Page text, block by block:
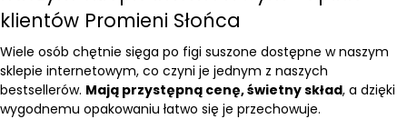
klientów Promieni Słońca
Wiele osób chętnie sięga po figi suszone dostępne w naszym
sklepie internetowym, co czyni je jednym z naszych
bestsellerów. Mają przystępną cenę, świetny skład, a dzięki
wygodnemu opakowaniu łatwo się je przechowuje.